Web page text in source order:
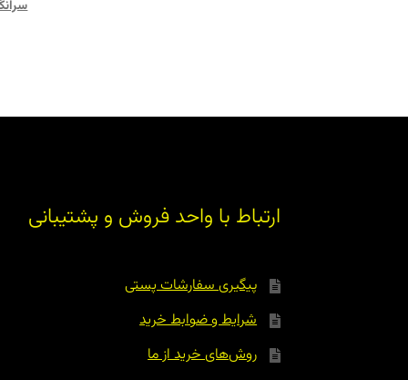
ارتباط با واحد فروش و پشتیبانی
پیگیری سفارشات پستی
شرایط و ضوابط خرید
روش‌های خرید از ما